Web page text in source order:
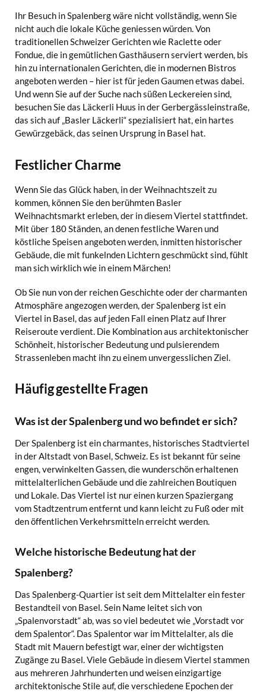
Ihr Besuch in Spalenberg wäre nicht vollständig, wenn Sie
nicht auch die lokale Küche geniessen würden. Von
traditionellen Schweizer Gerichten wie Raclette oder
Fondue, die in gemütlichen Gasthäusern serviert werden, bis
hin zu internationalen Gerichten, die in modernen Bistros
angeboten werden – hier ist für jeden Gaumen etwas dabei.
Und wenn Sie auf der Suche nach süßen Leckereien sind,
besuchen Sie das Läckerli Huus in der Gerbergässleinstraße,
das sich auf „Basler Läckerli“ spezialisiert hat, ein hartes
Gewürzgebäck, das seinen Ursprung in Basel hat.
Festlicher Charme
Wenn Sie das Glück haben, in der Weihnachtszeit zu
kommen, können Sie den berühmten Basler
Weihnachtsmarkt erleben, der in diesem Viertel stattfindet.
Mit über 180 Ständen, an denen festliche Waren und
köstliche Speisen angeboten werden, inmitten historischer
Gebäude, die mit funkelnden Lichtern geschmückt sind, fühlt
man sich wirklich wie in einem Märchen!
Ob Sie nun von der reichen Geschichte oder der charmanten
Atmosphäre angezogen werden, der Spalenberg ist ein
Viertel in Basel, das auf jeden Fall einen Platz auf Ihrer
Reiseroute verdient. Die Kombination aus architektonischer
Schönheit, historischer Bedeutung und pulsierendem
Strassenleben macht ihn zu einem unvergesslichen Ziel.
Häufig gestellte Fragen
Was ist der Spalenberg und wo befindet er sich?
Der Spalenberg ist ein charmantes, historisches Stadtviertel
in der Altstadt von Basel, Schweiz. Es ist bekannt für seine
engen, verwinkelten Gassen, die wunderschön erhaltenen
mittelalterlichen Gebäude und die zahlreichen Boutiquen
und Lokale. Das Viertel ist nur einen kurzen Spaziergang
vom Stadtzentrum entfernt und kann leicht zu Fuß oder mit
den öffentlichen Verkehrsmitteln erreicht werden.
Welche historische Bedeutung hat der
Spalenberg?
Das Spalenberg-Quartier ist seit dem Mittelalter ein fester
Bestandteil von Basel. Sein Name leitet sich von
„Spalenvorstadt“ ab, was so viel bedeutet wie „Vorstadt vor
dem Spalentor“. Das Spalentor war im Mittelalter, als die
Stadt mit Mauern befestigt war, einer der wichtigsten
Zugänge zu Basel. Viele Gebäude in diesem Viertel stammen
aus mehreren Jahrhunderten und weisen einzigartige
architektonische Stile auf, die verschiedene Epochen der